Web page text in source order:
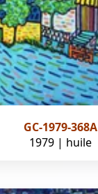
GC-1979-368A
1979 | huile